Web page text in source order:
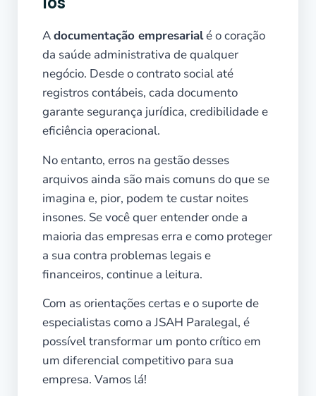
Adocumentação empresarialé o coração
da saúde administrativa de qualquer
negócio. Desde o contrato social até
registros contábeis, cada documento
garante segurança jurídica, credibilidade e
eficiência operacional.
No entanto, erros na gestão desses
arquivos ainda são mais comuns do que se
imagina e, pior, podem te custar noites
insones. Se você quer entender onde a
maioria das empresas erra e como proteger
a sua contra problemas legais e
financeiros, continue a leitura.
Com as orientações certas e o suporte de
especialistas como a JSAH Paralegal, é
possível transformar um ponto crítico em
um diferencial competitivo para sua
empresa. Vamos lá!